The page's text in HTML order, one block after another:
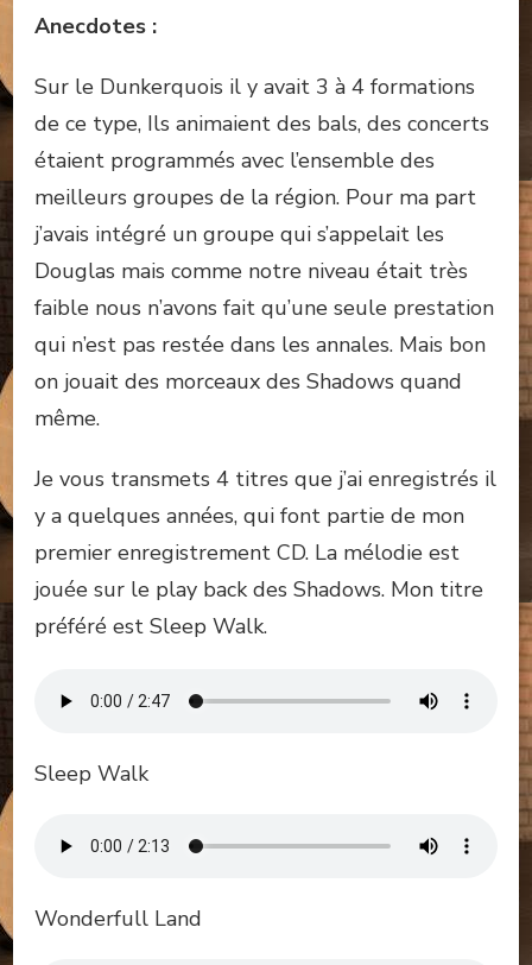
Anecdotes :
Sur le Dunkerquois il y avait 3 à 4 formations
de ce type, Ils animaient des bals, des concerts
étaient programmés avec l’ensemble des
meilleurs groupes de la région. Pour ma part
j’avais intégré un groupe qui s’appelait les
Douglas mais comme notre niveau était très
faible nous n’avons fait qu’une seule prestation
qui n’est pas restée dans les annales. Mais bon
on jouait des morceaux des Shadows quand
même.
Je vous transmets 4 titres que j’ai enregistrés il
y a quelques années, qui font partie de mon
premier enregistrement CD. La mélodie est
jouée sur le play back des Shadows. Mon titre
préféré est Sleep Walk.
Sleep Walk
Wonderfull Land